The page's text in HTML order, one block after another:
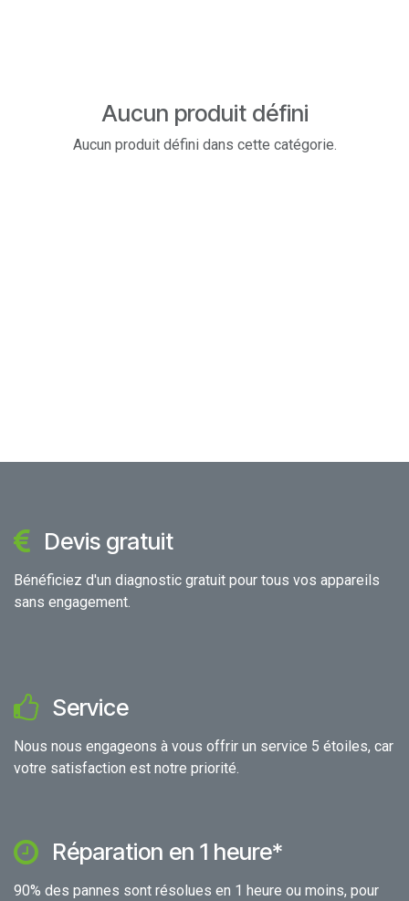
Aucun produit défini
Aucun produit défini dans cette catégorie.
Devis gratuit
Bénéficiez d'un diagnostic gratuit pour tous vos appareils
sans engagement.
Service
Nous nous engageons à vous offrir un service 5 étoiles, car
votre satisfaction est notre priorité.
Réparation en 1 heure*
90% des pannes sont résolues en 1 heure ou moins, pour